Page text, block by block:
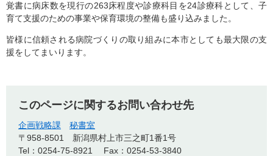
覚書に病床数を現行の263床程度や診療科目を24診療科として、子
育て支援のための事業や保育環境の整備も盛り込みました。
皆様に信頼される病院づくりの取り組みに本市としても最大限の支
援をしてまいります。
このページに関するお問い合わせ先
企画戦略課
秘書室
〒958-8501
新潟県村上市三之町1番1号
Tel：0254-75-8921
Fax：0254-53-3840